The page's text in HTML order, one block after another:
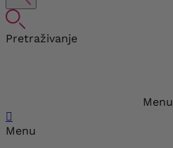
Pretraživanje
Menu

Menu